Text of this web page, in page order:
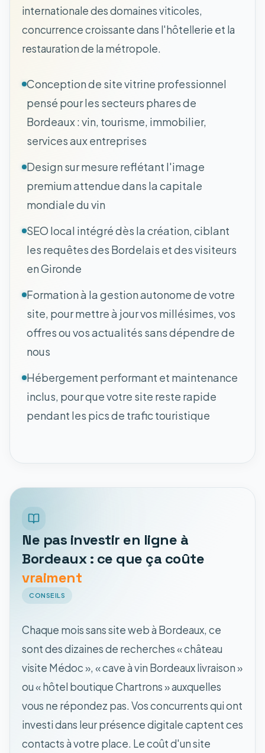
internationale des domaines viticoles,
concurrence croissante dans l'hôtellerie et la
restauration de la métropole.
Conception de site vitrine professionnel
pensé pour les secteurs phares de
Bordeaux : vin, tourisme, immobilier,
services aux entreprises
Design sur mesure reflétant l'image
premium attendue dans la capitale
mondiale du vin
SEO local intégré dès la création, ciblant
les requêtes des Bordelais et des visiteurs
en Gironde
Formation à la gestion autonome de votre
site, pour mettre à jour vos millésimes, vos
offres ou vos actualités sans dépendre de
nous
Hébergement performant et maintenance
inclus, pour que votre site reste rapide
pendant les pics de trafic touristique
Ne pas investir en ligne à
Bordeaux : ce que ça coûte
vraiment
CONSEILS
Chaque mois sans site web à Bordeaux, ce
sont des dizaines de recherches « château
visite Médoc », « cave à vin Bordeaux livraison »
ou « hôtel boutique Chartrons » auxquelles
vous ne répondez pas. Vos concurrents qui ont
investi dans leur présence digitale captent ces
contacts à votre place. Le coût d'un site